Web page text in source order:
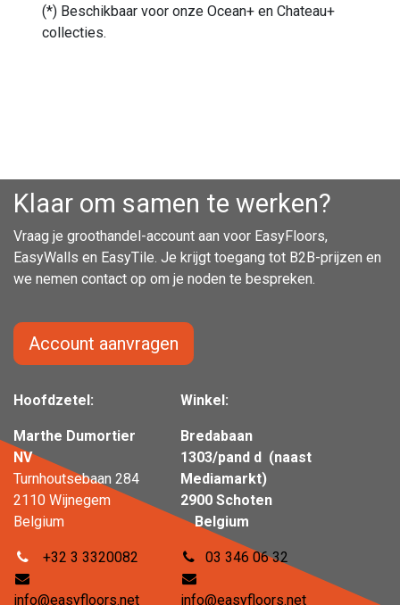
(*) Beschikbaar voor onze Ocean+ en Chateau+
collecties.
Klaar om samen te werken?
Vraag je groothandel-account aan voor EasyFloors,
EasyWalls en EasyTile. Je krijgt toegang tot B2B-prijzen en
we nemen contact op om je noden te bespreken.
Hoofdzetel:
Marthe Dumortier
NV
Turnhoutsebaan 284
2110 Wijnegem
Belgium
+32 3 3320082
info@easyfloors.net
Winkel:
Bredabaan
1303/pand d (naast
Mediamarkt)
2900 Schoten
Belgium
03 346 06 32
info@easyfloors.net
Account aanvragen